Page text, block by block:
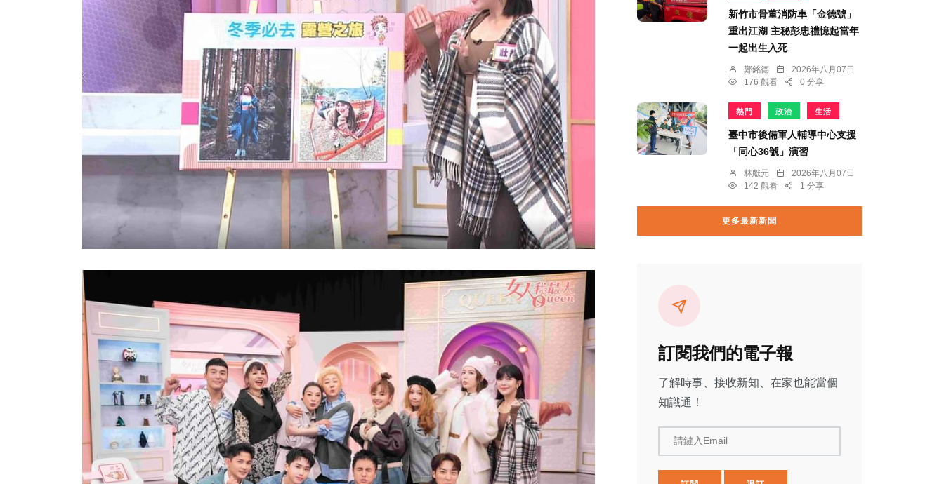
新竹市骨董消防車「金德號」
重出江湖 主秘彭忠禮憶起當年
一起出生入死
鄭銘德
2026年八月07日
176 觀看
0 分享
熱門 政治 生活
臺中市後備軍人輔導中心支援
「同心36號」演習
林獻元
2026年八月07日
142 觀看
1 分享
更多最新新聞
訂閱我們的電子報
了解時事、接收新知、在家也能當個
知識通！
請鍵入Email